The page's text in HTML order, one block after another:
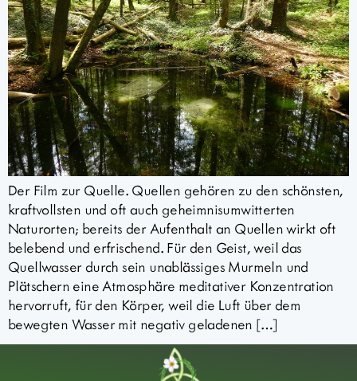
Der Film zur Quelle. Quellen gehören zu den schönsten,
kraftvollsten und oft auch geheimnisumwitterten
Naturorten; bereits der Aufenthalt an Quellen wirkt oft
belebend und erfrischend. Für den Geist, weil das
Quellwasser durch sein unablässiges Murmeln und
Plätschern eine Atmosphäre meditativer Konzentration
hervorruft, für den Körper, weil die Luft über dem
bewegten Wasser mit negativ geladenen […]